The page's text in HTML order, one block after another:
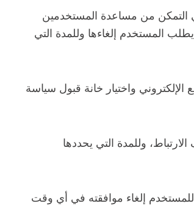
التمكن من مساعدة المستخدمين
المستخدم إلغاءها وللمدة التي
واختيار خانة قبول سياسة
وللمدة التي يحددها
إلغاء موافقته في أي وقت